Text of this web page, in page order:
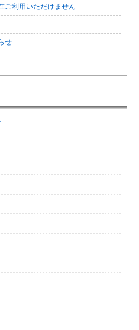
ご利用いただけません
せ